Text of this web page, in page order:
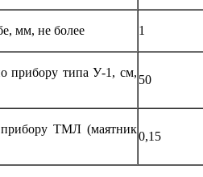
мм, не более 1
прибору типа У-1, см,
50
прибору ТМЛ (маятник
0,15